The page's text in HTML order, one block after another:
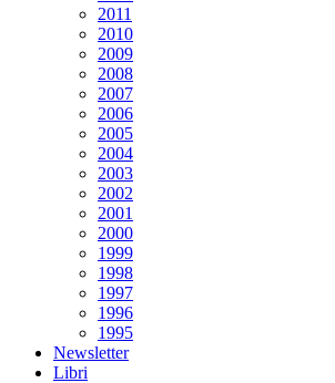
2011
2010
2009
2008
2007
2006
2005
2004
2003
2002
2001
2000
1999
1998
1997
1996
1995
Newsletter
Libri